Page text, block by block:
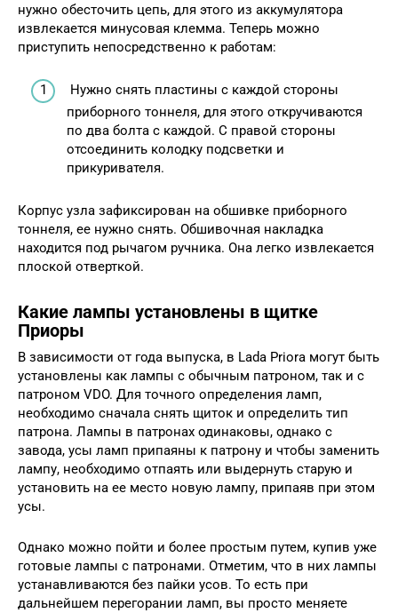
нужно обесточить цепь, для этого из аккумулятора
извлекается минусовая клемма. Теперь можно
приступить непосредственно к работам:
Нужно снять пластины с каждой стороны
приборного тоннеля, для этого откручиваются
по два болта с каждой. С правой стороны
отсоединить колодку подсветки и
прикуривателя.
Корпус узла зафиксирован на обшивке приборного
тоннеля, ее нужно снять. Обшивочная накладка
находится под рычагом ручника. Она легко извлекается
плоской отверткой.
Какие лампы установлены в щитке
Приоры
В зависимости от года выпуска, в Lada Priora могут быть
установлены как лампы с обычным патроном, так и с
патроном VDO. Для точного определения ламп,
необходимо сначала снять щиток и определить тип
патрона. Лампы в патронах одинаковы, однако с
завода, усы ламп припаяны к патрону и чтобы заменить
лампу, необходимо отпаять или выдернуть старую и
установить на ее место новую лампу, припаяв при этом
усы.
Однако можно пойти и более простым путем, купив уже
готовые лампы с патронами. Отметим, что в них лампы
устанавливаются без пайки усов. То есть при
дальнейшем перегорании ламп, вы просто меняете